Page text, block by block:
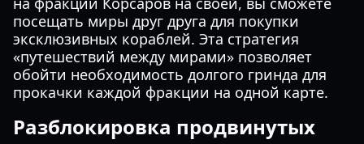
посещать миры друг друга для покупки
эксклюзивных кораблей. Эта стратегия
«путешествий между мирами» позволяет
обойти необходимость долгого гринда для
прокачки каждой фракции на одной карте.
Разблокировка продвинутых